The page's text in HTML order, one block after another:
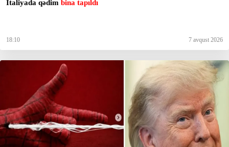
İtaliyada qədim bina tapıldı
18:10 7 avqust 2026